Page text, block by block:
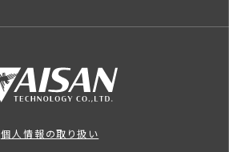
個人情報の取り扱い